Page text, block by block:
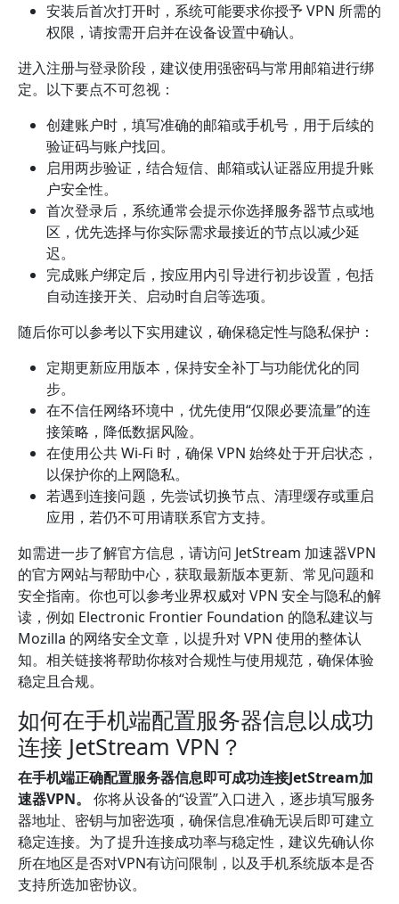
安装后首次打开时，系统可能要求你授予 VPN 所需的
权限，请按需开启并在设备设置中确认。
进入注册与登录阶段，建议使用强密码与常用邮箱进行绑
定。以下要点不可忽视：
创建账户时，填写准确的邮箱或手机号，用于后续的
验证码与账户找回。
启用两步验证，结合短信、邮箱或认证器应用提升账
户安全性。
首次登录后，系统通常会提示你选择服务器节点或地
区，优先选择与你实际需求最接近的节点以减少延
迟。
完成账户绑定后，按应用内引导进行初步设置，包括
自动连接开关、启动时自启等选项。
随后你可以参考以下实用建议，确保稳定性与隐私保护：
定期更新应用版本，保持安全补丁与功能优化的同
步。
在不信任网络环境中，优先使用“仅限必要流量”的连
接策略，降低数据风险。
在使用公共 Wi-Fi 时，确保 VPN 始终处于开启状态，
以保护你的上网隐私。
若遇到连接问题，先尝试切换节点、清理缓存或重启
应用，若仍不可用请联系官方支持。
如需进一步了解官方信息，请访问 JetStream 加速器VPN
的官方网站与帮助中心，获取最新版本更新、常见问题和
安全指南。你也可以参考业界权威对 VPN 安全与隐私的解
读，例如 Electronic Frontier Foundation 的隐私建议与
Mozilla 的网络安全文章，以提升对 VPN 使用的整体认
知。相关链接将帮助你核对合规性与使用规范，确保体验
稳定且合规。
如何在手机端配置服务器信息以成功
连接 JetStream VPN？
在手机端正确配置服务器信息即可成功连接JetStream加
速器VPN。
你将从设备的“设置”入口进入，逐步填写服务
器地址、密钥与加密选项，确保信息准确无误后即可建立
稳定连接。为了提升连接成功率与稳定性，建议先确认你
所在地区是否对VPN有访问限制，以及手机系统版本是否
支持所选加密协议。